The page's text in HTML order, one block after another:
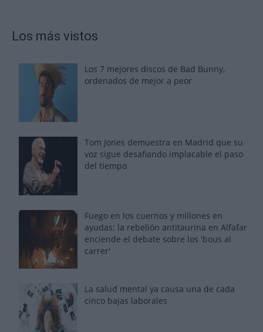
Los más vistos
Los 7 mejores discos de Bad Bunny,
ordenados de mejor a peor
Tom Jones demuestra en Madrid que su
voz sigue desafiando implacable el paso
del tiempo
Fuego en los cuernos y millones en
ayudas: la rebelión antitaurina en Alfafar
enciende el debate sobre los 'bous al
carrer'
La salud mental ya causa una de cada
cinco bajas laborales